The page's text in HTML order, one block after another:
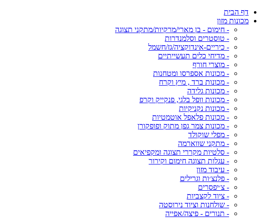
דף הבית
מכונות מזון
- חימום - בן מארי/מרקיות/מתקני תצוגה
- טוסטרים וסלמנדרות
- כיריים-אינדוקציה/גז/חשמל
- מדיחי כלים תעשייתיים
- מוצרי חורף
- מכונות אספרסו ומטחנות
- מכונות ברד , מיץ וקרח
- מכונות גלידה
- מכונות וופל בלגי, פנקייק וקרפ
- מכונות נקניקיות
- מכונות פלאפל אוטמטיות
- מכונות צמר גפן מתוק ופופקורן
- מפלי שוקולד
- מתקני שווארמה
- סלטיות מקררי תצוגה ומקפיאים
- עגלות תצוגה חימום וקירור
- עיבוד מזון
- פלנצ׳ות וגרילים
- צ׳יפסרים
- ציוד לקצביות
- שולחנות וציוד נירוסטה
- תנורים - פיצה/אפייה